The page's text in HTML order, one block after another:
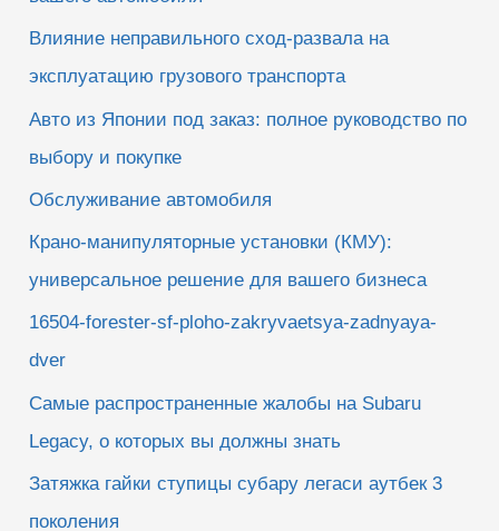
Влияние неправильного сход-развала на
эксплуатацию грузового транспорта
Авто из Японии под заказ: полное руководство по
выбору и покупке
Обслуживание автомобиля
Крано-манипуляторные установки (КМУ):
универсальное решение для вашего бизнеса
16504-forester-sf-ploho-zakryvaetsya-zadnyaya-
dver
Самые распространенные жалобы на Subaru
Legacy, о которых вы должны знать
Затяжка гайки ступицы субару легаси аутбек 3
поколения